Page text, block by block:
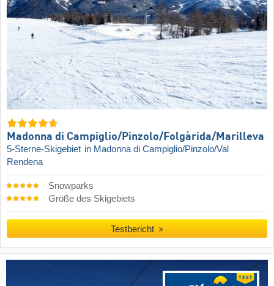
Madonna di Campiglio/​Pinzolo/​Folgàrida/​Marilleva
5-Sterne-Skigebiet in Madonna di Campiglio/Pinzolo/Val
Rendena
Snowparks
Größe des Skigebiets
Testbericht